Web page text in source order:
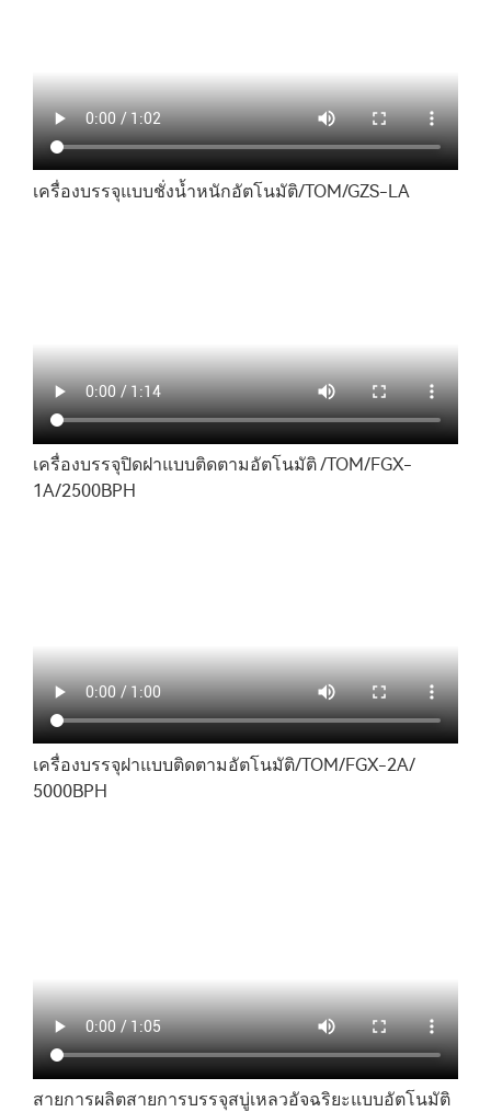
เครื่องบรรจุแบบชั่งน้ำหนักอัตโนมัติ/TOM/GZS-LA
เครื่องบรรจุปิดฝาแบบติดตามอัตโนมัติ /TOM/FGX-
1A/2500BPH
เครื่องบรรจุฝาแบบติดตามอัตโนมัติ/TOM/FGX-2A/
5000BPH
สายการผลิตสายการบรรจุสบู่เหลวอัจฉริยะแบบอัตโนมัติ